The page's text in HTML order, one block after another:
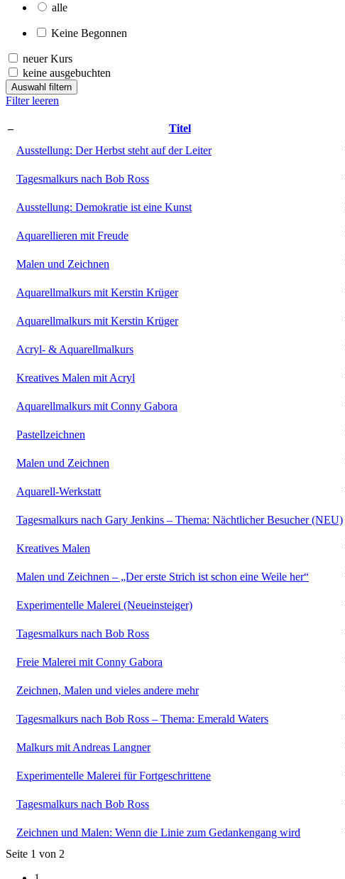
alle
Keine Begonnen
neuer Kurs
keine ausgebuchten
Auswahl filtern
Filter leeren
– Titel
Ausstellung: Der Herbst steht auf der Leiter
Tagesmalkurs nach Bob Ross
Ausstellung: Demokratie ist eine Kunst
Aquarellieren mit Freude
Malen und Zeichnen
Aquarellmalkurs mit Kerstin Krüger
Aquarellmalkurs mit Kerstin Krüger
Acryl- & Aquarellmalkurs
Kreatives Malen mit Acryl
Aquarellmalkurs mit Conny Gabora
Pastellzeichnen
Malen und Zeichnen
Aquarell-Werkstatt
Tagesmalkurs nach Gary Jenkins – Thema: Nächtlicher Besucher (NEU)
Kreatives Malen
Malen und Zeichnen – „Der erste Strich ist schon eine Weile her“
Experimentelle Malerei (Neueinsteiger)
Tagesmalkurs nach Bob Ross
Freie Malerei mit Conny Gabora
Zeichnen, Malen und vieles andere mehr
Tagesmalkurs nach Bob Ross – Thema: Emerald Waters
Malkurs mit Andreas Langner
Experimentelle Malerei für Fortgeschrittene
Tagesmalkurs nach Bob Ross
Zeichnen und Malen: Wenn die Linie zum Gedankengang wird
Seite 1 von 2